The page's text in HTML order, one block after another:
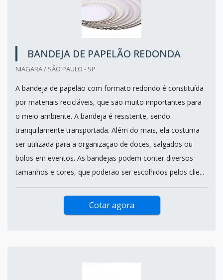
BANDEJA DE PAPELÃO REDONDA
NIAGARA / SÃO PAULO - SP
A bandeja de papelão com formato redondo é constituída
por materiais recicláveis, que são muito importantes para
o meio ambiente. A bandeja é resistente, sendo
tranquilamente transportada. Além do mais, ela costuma
ser utilizada para a organização de doces, salgados ou
bolos em eventos. As bandejas podem conter diversos
tamanhos e cores, que poderão ser escolhidos pelos clie...
Cotar agora